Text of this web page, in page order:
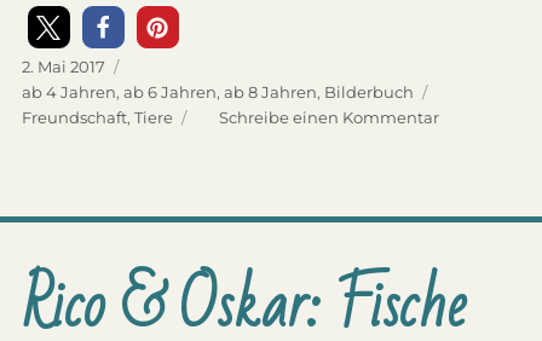
Veröffentlicht
am
2. Mai 2017
Kategorien
ab 4 Jahren, ab 6 Jahren, ab 8 Jahren, Bilderbuch
Schlagwörter
Freundschaft, Tiere Schreibe einen Kommentarzu
eine
Rico & Oskar: Fische